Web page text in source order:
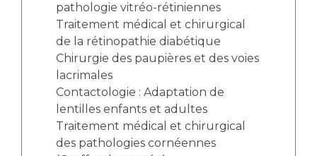
pathologie vitréo-rétiniennes
Traitement médical et chirurgical
de la rétinopathie diabétique
Chirurgie des paupières et des voies
lacrimales
Contactologie : Adaptation de
lentilles enfants et adultes
Traitement médical et chirurgical
des pathologies cornéennes